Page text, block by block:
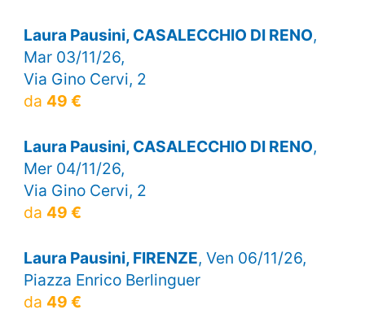
Laura Pausini, CASALECCHIO DI RENO,
Mar 03/11/26,
Via Gino Cervi, 2
da 49 €
Laura Pausini, CASALECCHIO DI RENO,
Mer 04/11/26,
Via Gino Cervi, 2
da 49 €
Laura Pausini, FIRENZE, Ven 06/11/26,
Piazza Enrico Berlinguer
da 49 €